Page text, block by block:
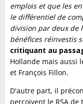
emplois et que les
le différentiel de
division par deux de
bénéfices réinvestis
critiquant au
Hollande mais aussi
et François Fillon.
D'autre part, il
perçoivent le RSA de